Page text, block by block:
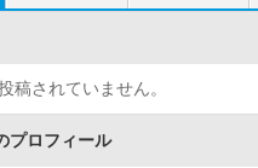
稿されていません。
プロフィール